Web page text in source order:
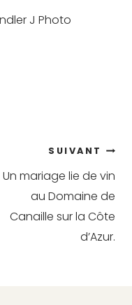
J Photo
SUIVANT
Un mariage lie de vin
au Domaine de
Canaille sur la Côte
d’Azur.